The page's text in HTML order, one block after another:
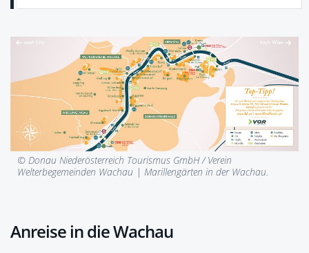
© Donau Niederösterreich Tourismus GmbH / Verein
Welterbegemeinden Wachau | Marillengärten in der Wachau.
Anreise in die Wachau